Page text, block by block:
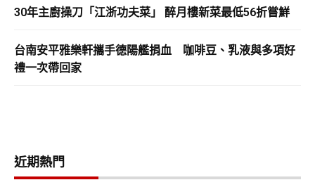
30年主廚操刀「江浙功夫菜」 醉月樓新菜最低56折嘗鮮
台南安平雅樂軒攜手德陽艦捐血 咖啡豆、乳液與多項好
禮一次帶回家
近期熱門